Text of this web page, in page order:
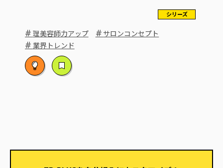
シリーズ
# 理美容師力アップ # サロンコンセプト
# 業界トレンド